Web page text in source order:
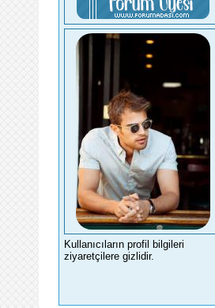
Kullanıcıların profil bilgileri
ziyaretçilere gizlidir.